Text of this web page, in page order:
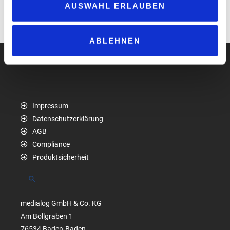
AUSWAHL ERLAUBEN
ABLEHNEN
Stromnetz zurückspeisen (Vehicle-to-Grid).
www.zerovatech.com
Impressum
Datenschutzerklärung
AGB
Compliance
Produktsicherheit
Suchen
medialog GmbH & Co. KG
Am Bollgraben 1